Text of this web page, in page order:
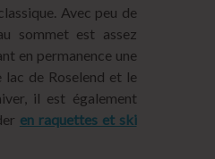
Avec peu de
sommet est assez
en permanence une
lac de Roselend et le
il est également
en raquettes et ski